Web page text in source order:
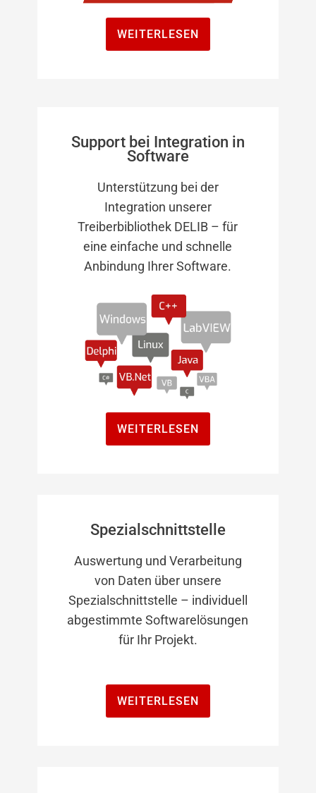
WEITERLESEN
Support bei Integration in
Software
Unterstützung bei der
Integration unserer
Treiberbibliothek DELIB – für
eine einfache und schnelle
Anbindung Ihrer Software.
WEITERLESEN
Spezialschnittstelle
Auswertung und Verarbeitung
von Daten über unsere
Spezialschnittstelle – individuell
abgestimmte Softwarelösungen
für Ihr Projekt.
WEITERLESEN